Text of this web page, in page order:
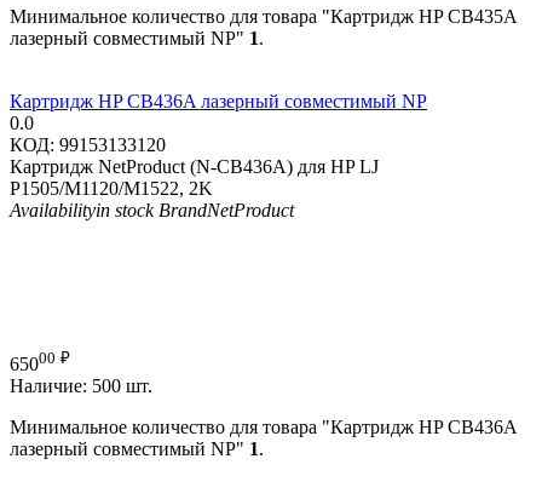
Минимальное количество для товара "Картридж HP CB435A
лазерный совместимый NP" 1.
Картридж HP CB436A лазерный совместимый NP
0.0
КОД: 99153133120
Картридж NetProduct (N-CB436A) для HP LJ
P1505/M1120/M1522, 2K
Availabilityin stock BrandNetProduct
65000 ₽
Наличие: 500 шт.
Минимальное количество для товара "Картридж HP CB436A
лазерный совместимый NP" 1.